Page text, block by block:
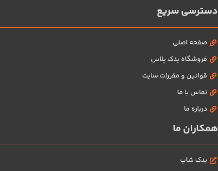
دسترسی سریع
صفحه اصلی
فروشگاه یدک پلاس
قوانین و مقررات سایت
تماس با ما
درباره ما
همکاران ما
یدک شاپ